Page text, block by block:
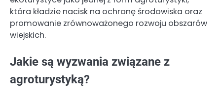
która kładzie nacisk na ochronę środowiska oraz
promowanie zrównoważonego rozwoju obszarów
wiejskich.
Jakie są wyzwania związane z
agroturystyką?